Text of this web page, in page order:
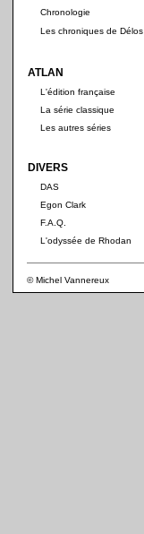
Chronologie
Les chroniques de Délos
ATLAN
L'édition française
La série classique
Les autres séries
DIVERS
DAS
Egon Clark
F.A.Q.
L'odyssée de Rhodan
© Michel Vannereux